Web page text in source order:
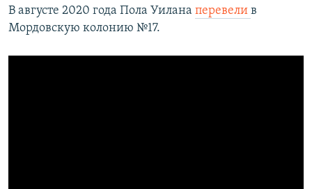
В августе 2020 года Пола Уилана перевели в
Мордовскую колонию №17.